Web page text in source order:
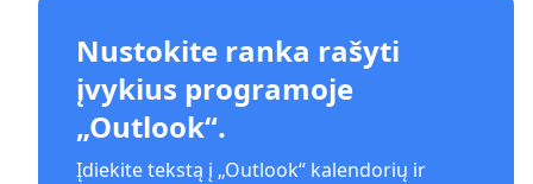
Nustokite ranka rašyti
įvykius programoje
„Outlook“.
Įdiekite tekstą į „Outlook“ kalendorių ir